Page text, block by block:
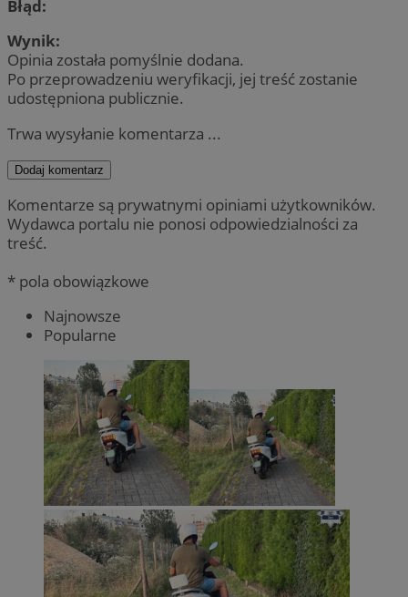
Błąd:
Wynik:
Opinia została pomyślnie dodana.
Po przeprowadzeniu weryfikacji, jej treść zostanie
udostępniona publicznie.
Trwa wysyłanie komentarza ...
Dodaj komentarz
Komentarze są prywatnymi opiniami użytkowników.
Wydawca portalu nie ponosi odpowiedzialności za
treść.
* pola obowiązkowe
Najnowsze
Popularne